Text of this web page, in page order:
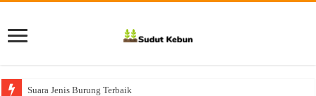
Suara Jenis Burung Terbaik